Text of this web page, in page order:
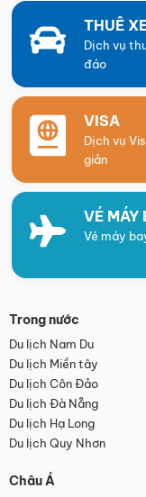
THUÊ
Dịch vụ
đáo
VISA
Dịch vụ
giản
VÉ MÁY
Vé máy
Trong nước
Du lịch Nam Du
Du lịch Miền tây
Du lịch Côn Đảo
Du lịch Đà Nẵng
Du lịch Hạ Long
Du lịch Quy Nhơn
Châu Á